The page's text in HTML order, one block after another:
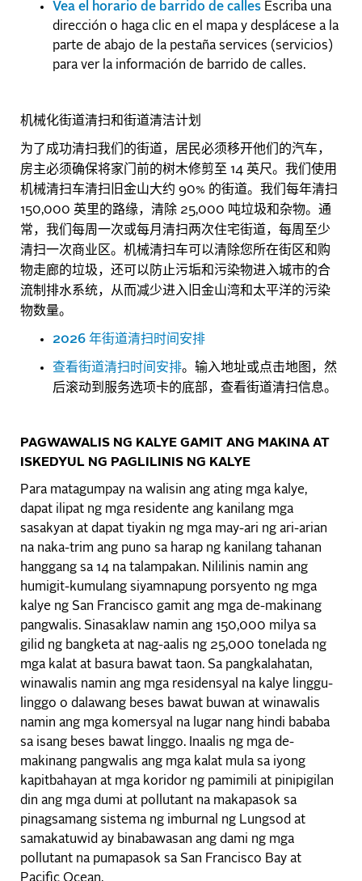
Vea el horario de barrido de calles Escriba una
dirección o haga clic en el mapa y desplácese a la
parte de abajo de la pestaña services (servicios)
para ver la información de barrido de calles.
机械化街道清扫和街道清洁计划
为了成功清扫我们的街道，居民必须移开他们的汽车，
房主必须确保将家门前的树木修剪至 14 英尺。我们使用
机械清扫车清扫旧金山大约 90% 的街道。我们每年清扫
150,000 英里的路缘，清除 25,000 吨垃圾和杂物。通
常，我们每周一次或每月清扫两次住宅街道，每周至少
清扫一次商业区。机械清扫车可以清除您所在街区和购
物走廊的垃圾，还可以防止污垢和污染物进入城市的合
流制排水系统，从而减少进入旧金山湾和太平洋的污染
物数量。
2026 年街道清扫时间安排
查看街道清扫时间安排。输入地址或点击地图，然
后滚动到服务选项卡的底部，查看街道清扫信息。
PAGWAWALIS NG KALYE GAMIT ANG MAKINA AT
ISKEDYUL NG PAGLILINIS NG KALYE
Para matagumpay na walisin ang ating mga kalye,
dapat ilipat ng mga residente ang kanilang mga
sasakyan at dapat tiyakin ng mga may-ari ng ari-arian
na naka-trim ang puno sa harap ng kanilang tahanan
hanggang sa 14 na talampakan. Nililinis namin ang
humigit-kumulang siyamnapung porsyento ng mga
kalye ng San Francisco gamit ang mga de-makinang
pangwalis. Sinasaklaw namin ang 150,000 milya sa
gilid ng bangketa at nag-aalis ng 25,000 tonelada ng
mga kalat at basura bawat taon. Sa pangkalahatan,
winawalis namin ang mga residensyal na kalye linggu-
linggo o dalawang beses bawat buwan at winawalis
namin ang mga komersyal na lugar nang hindi bababa
sa isang beses bawat linggo. Inaalis ng mga de-
makinang pangwalis ang mga kalat mula sa iyong
kapitbahayan at mga koridor ng pamimili at pinipigilan
din ang mga dumi at pollutant na makapasok sa
pinagsamang sistema ng imburnal ng Lungsod at
samakatuwid ay binabawasan ang dami ng mga
pollutant na pumapasok sa San Francisco Bay at